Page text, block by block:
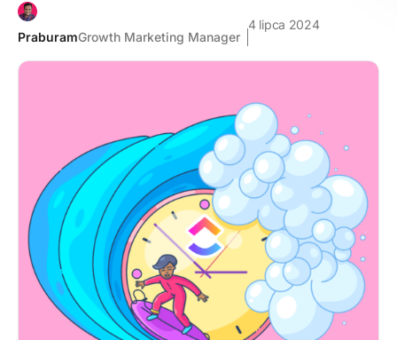
PraburamGrowth Marketing Manager
4 lipca 2024